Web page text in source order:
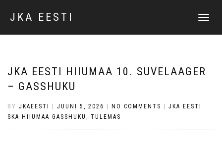
JKA EESTI
TOGGLE
JKA EESTI HIIUMAA 10. SUVELAAGER
– GASSHUKU
BY JKAEESTI JUUNI 5, 2026 NO COMMENTS
JKA EESTI
SKA HIIUMAA GASSHUKU , TULEMAS